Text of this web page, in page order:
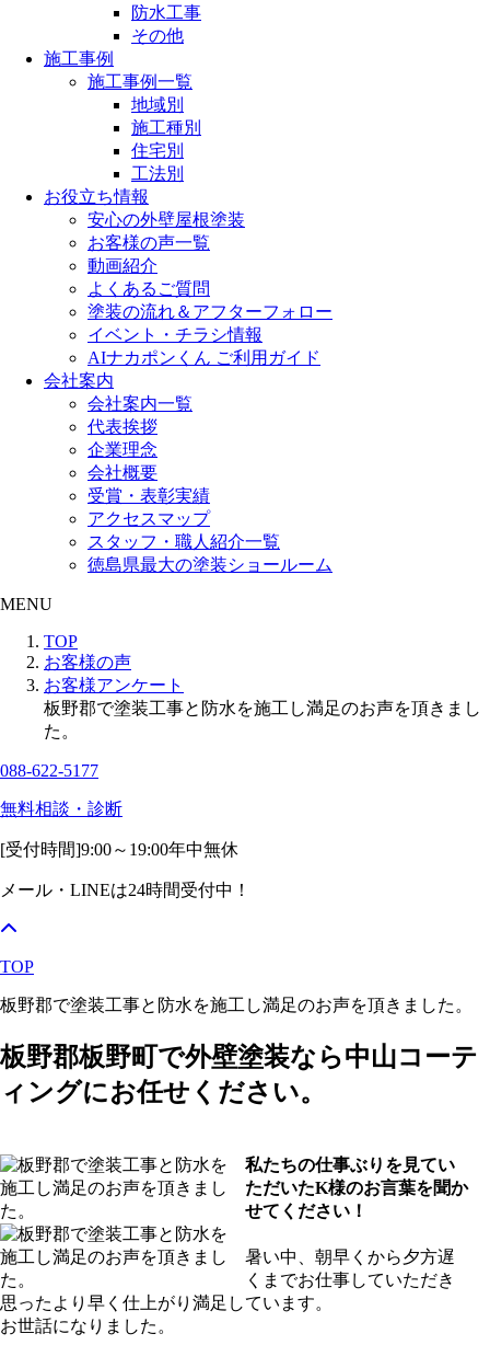
防水工事
その他
施工事例
施工事例一覧
地域別
施工種別
住宅別
工法別
お役立ち情報
安心の外壁屋根塗装
お客様の声一覧
動画紹介
よくあるご質問
塗装の流れ＆アフターフォロー
イベント・チラシ情報
AIナカポンくん ご利用ガイド
会社案内
会社案内一覧
代表挨拶
企業理念
会社概要
受賞・表彰実績
アクセスマップ
スタッフ・職人紹介一覧
徳島県最大の塗装ショールーム
MENU
TOP
お客様の声
お客様アンケート
板野郡で塗装工事と防水を施工し満足のお声を頂きまし
た。
088-622-5177
無料相談・診断
[受付時間]9:00～19:00年中無休
メール・LINEは24時間受付中！
TOP
板野郡で塗装工事と防水を施工し満足のお声を頂きました。
板野郡板野町で外壁塗装なら中山コーテ
ィングにお任せください。
私たちの仕事ぶりを見てい
ただいたK様のお言葉を聞か
せてください！
暑い中、朝早くから夕方遅
くまでお仕事していただき
思ったより早く仕上がり満足しています。
お世話になりました。